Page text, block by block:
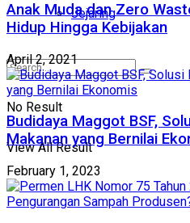
Jejaring
No Result
View All Result
Anak Muda dan Zero
Hidup Hingga Kebijakan
April 2, 2021
Budidaya Maggot BSF,
Makanan yang Bernilai
February 1, 2023